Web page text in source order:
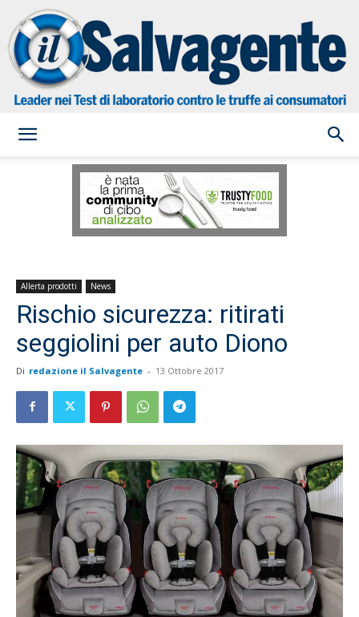
Salvagente
Allerta prodotti News
Rischio sicurezza: ritirati
seggiolini per auto Diono
Di redazione il Salvagente - 13 Ottobre 2017